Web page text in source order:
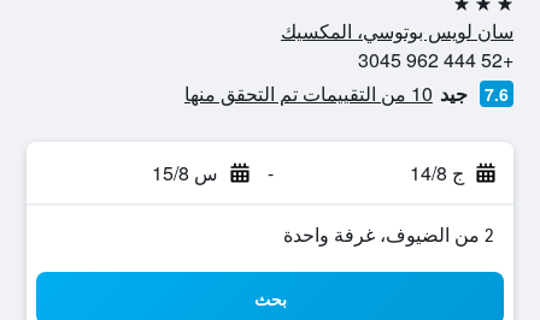
3 نجوم
سان لويس بوتوسي، المكسيك
+52 444 962 3045
7.6 جيد 10 من التقييمات تم التحقق منها
ج 14/8 - س 15/8
2 من الضيوف، غرفة واحدة
بحث